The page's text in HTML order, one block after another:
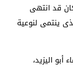
قد انتهى
ينتمى لنوعية
اليزيد،